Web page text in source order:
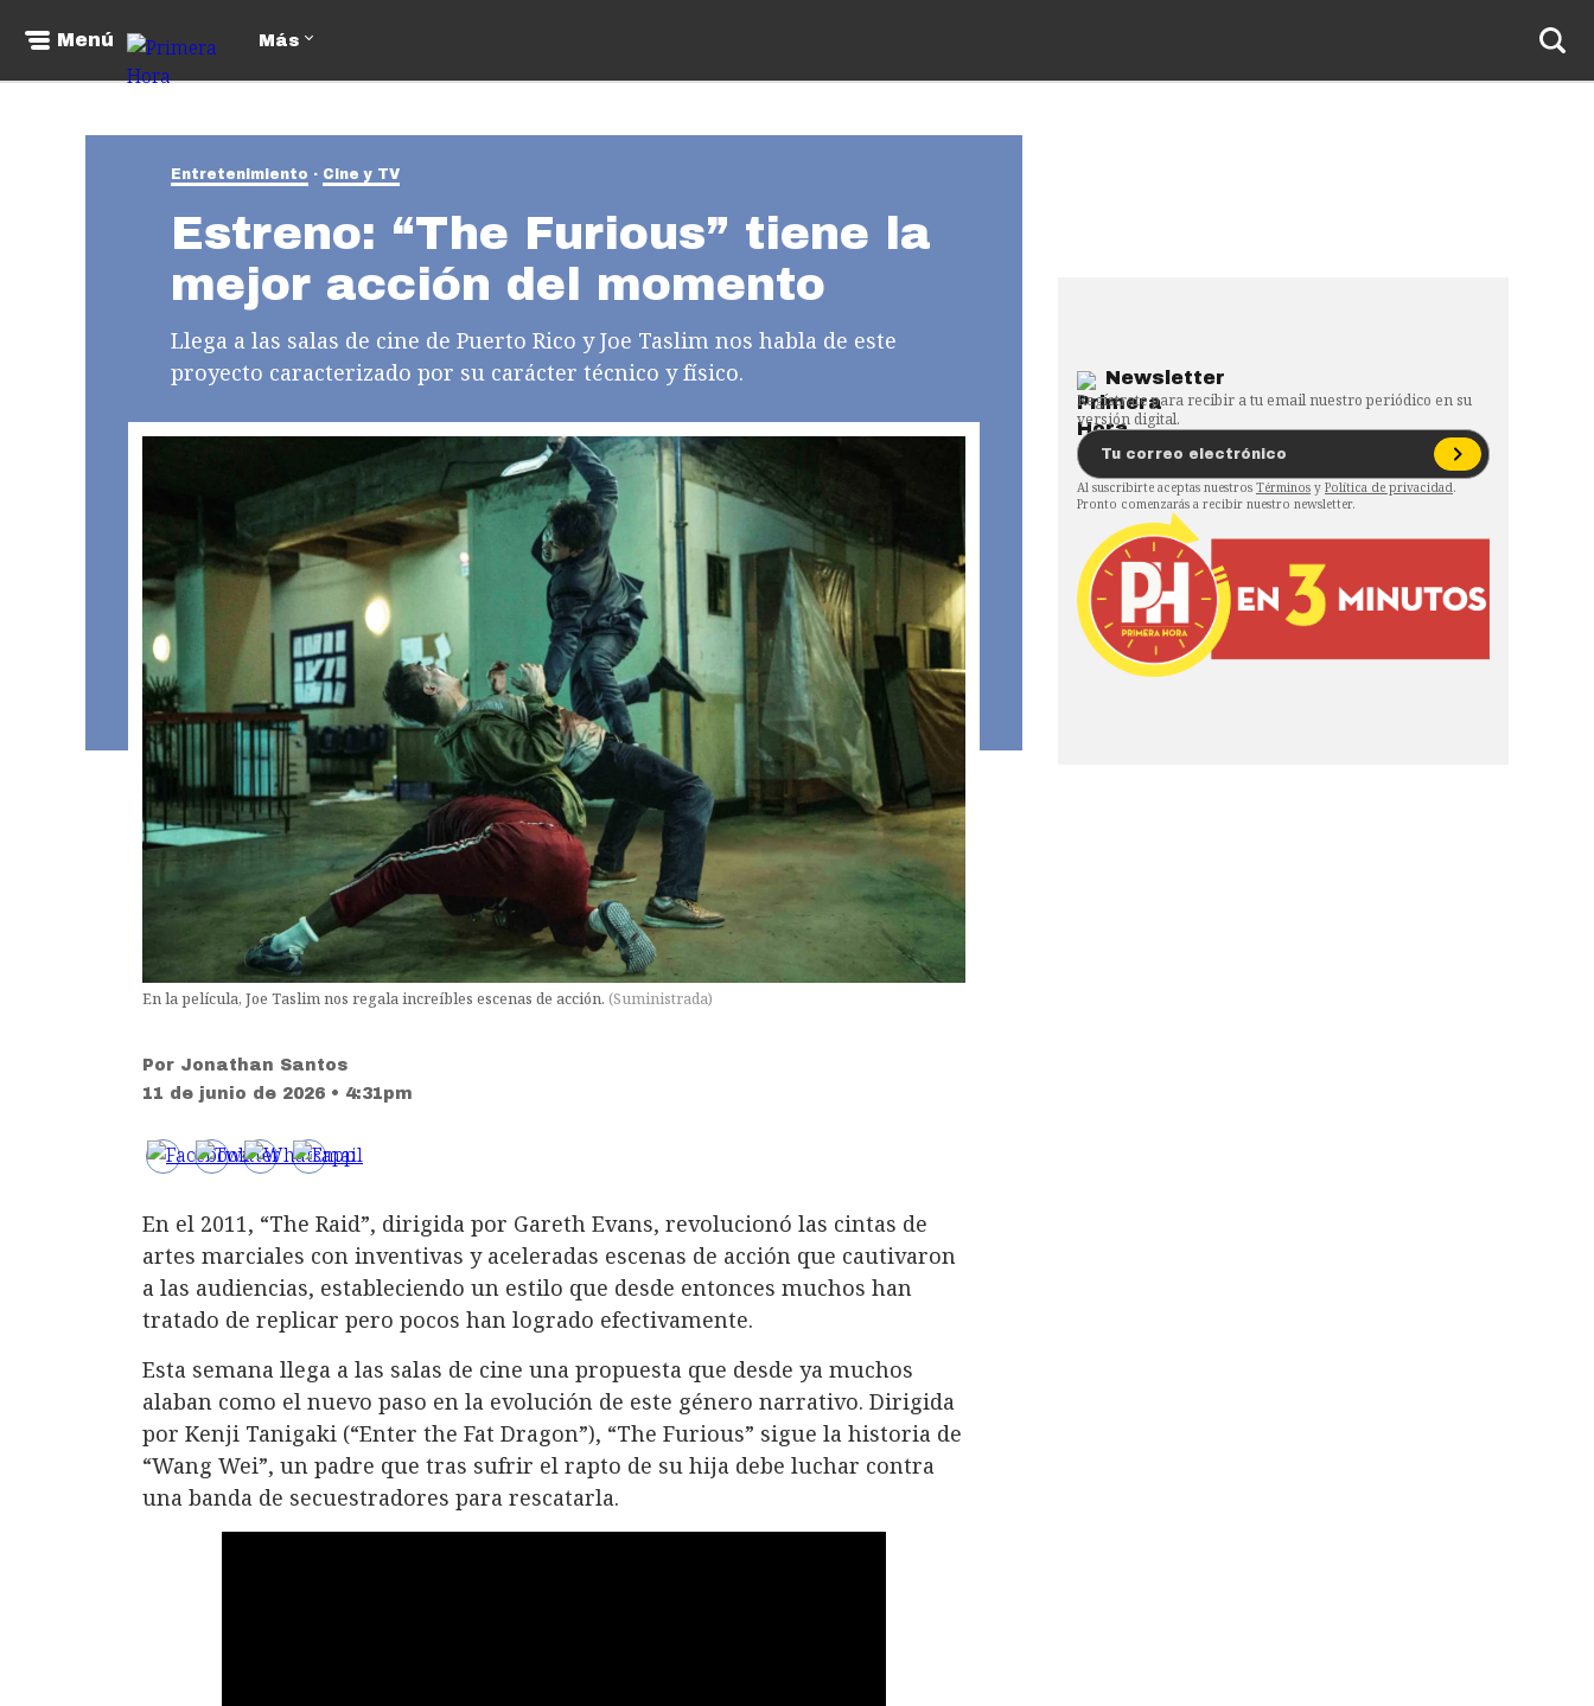
Menú Más
Entretenimiento Cine y TV
Estreno: “The Furious” tiene la
mejor acción del momento
Llega a las salas de cine de Puerto Rico y Joe Taslim nos habla de este
proyecto caracterizado por su carácter técnico y físico.
En la película, Joe Taslim nos regala increíbles escenas de acción. (Suministrada)
Por Jonathan Santos
11 de junio de 2026 • 4:31pm
En el 2011, “The Raid”, dirigida por Gareth Evans, revolucionó las cintas de
artes marciales con inventivas y aceleradas escenas de acción que cautivaron
a las audiencias, estableciendo un estilo que desde entonces muchos han
tratado de replicar pero pocos han logrado efectivamente.
Esta semana llega a las salas de cine una propuesta que desde ya muchos
alaban como el nuevo paso en la evolución de este género narrativo. Dirigida
por Kenji Tanigaki (“Enter the Fat Dragon”), “The Furious” sigue la historia de
“Wang Wei”, un padre que tras sufrir el rapto de su hija debe luchar contra
una banda de secuestradores para rescatarla.
Newsletter
Regístrate para recibir a tu email nuestro periódico en su
versión digital.
Al suscribirte aceptas nuestros Términos y Política de privacidad.
Pronto comenzarás a recibir nuestro newsletter.